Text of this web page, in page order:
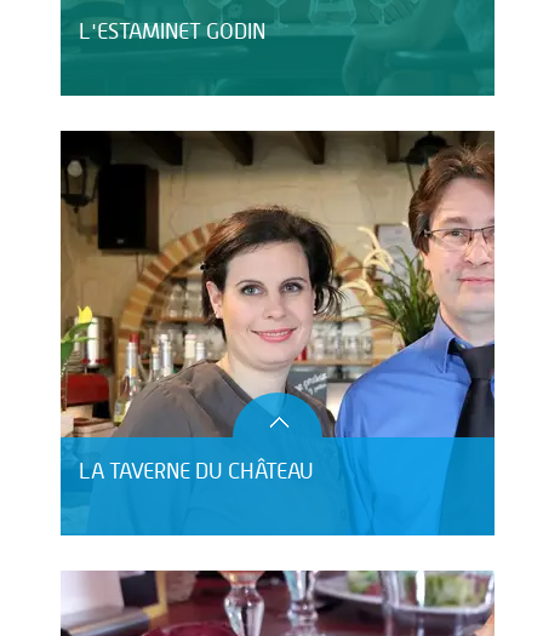
L'ESTAMINET GODIN
LA TAVERNE DU CHÂTEAU